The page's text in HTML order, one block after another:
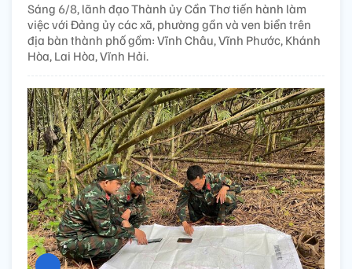
Sáng 6/8, lãnh đạo Thành ủy Cần Thơ tiến hành làm
việc với Đảng ủy các xã, phường gần và ven biển trên
địa bàn thành phố gồm: Vĩnh Châu, Vĩnh Phước, Khánh
Hòa, Lai Hòa, Vĩnh Hải.